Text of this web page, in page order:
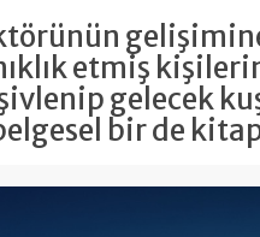
etmiş
gelecek
bir de